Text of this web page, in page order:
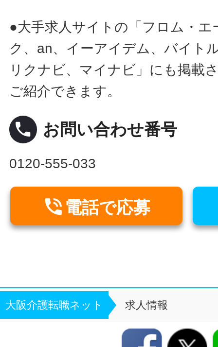
●大手求人サイトの「フロム・
ク、an、イーアイデム、バイト
リクナビ、マイナビ」にも掲載
ご紹介できます。
local_phone お問い合わせ番号
0120-555-033
 電話で応募
大阪介護転職ネット 求人情報